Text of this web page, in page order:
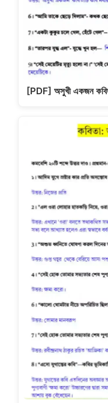
[PDF] অসুখী একজন